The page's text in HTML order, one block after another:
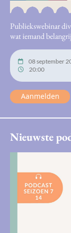
Publiekswebinar
wat iemand
08 september
20:00
Aanmelden
Nieuwste